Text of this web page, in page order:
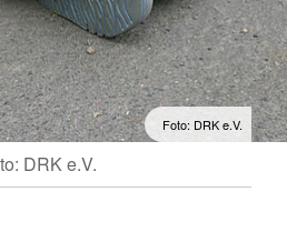
Foto: DRK e.V.
DRK e.V.